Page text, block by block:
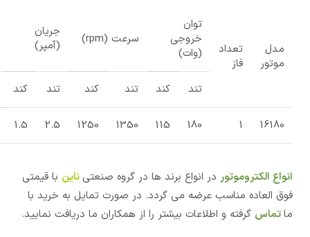
مدل
موتور
تعداد
فاز
توان
خروجی
(وات)
سرعت (rpm)
جریان
(آمپر)
تند کند تند کند تند کند
16180
1
180
115
1350
1250
2.5
1.5
انواع الکتروموتور در انواع برند ها در گروه صنعتی ناین با قیمتی
فوق العاده مناسب عرضه می گردد. در صورت تمایل به خرید با
ماتماس گرفته و اطلاعات بیشتر را از همکاران ما دریافت نمایید.